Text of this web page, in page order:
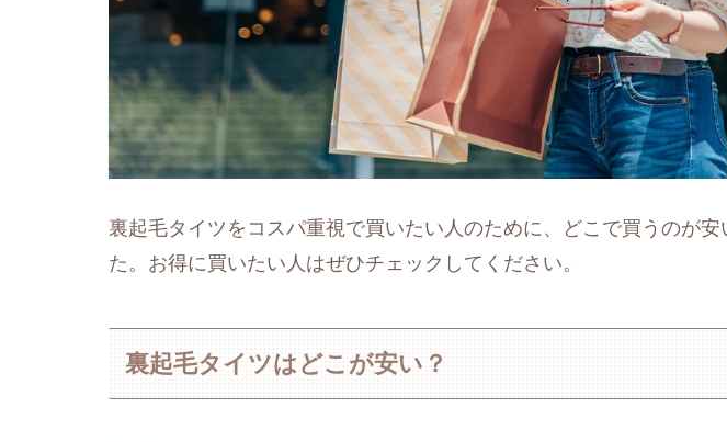
裏起毛タイツをコスパ重視で買いたい人のために、どこで買うのが安
た。お得に買いたい人はぜひチェックしてください。
裏起毛タイツはどこが安い？